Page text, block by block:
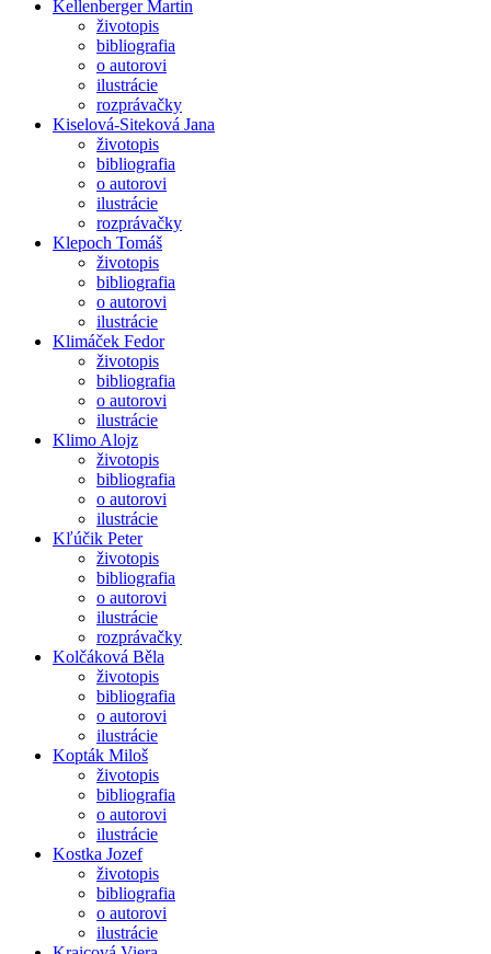
Kellenberger Martin
životopis
bibliografia
o autorovi
ilustrácie
rozprávačky
Kiselová-Siteková Jana
životopis
bibliografia
o autorovi
ilustrácie
rozprávačky
Klepoch Tomáš
životopis
bibliografia
o autorovi
ilustrácie
Klimáček Fedor
životopis
bibliografia
o autorovi
ilustrácie
Klimo Alojz
životopis
bibliografia
o autorovi
ilustrácie
Kľúčik Peter
životopis
bibliografia
o autorovi
ilustrácie
rozprávačky
Kolčáková Běla
životopis
bibliografia
o autorovi
ilustrácie
Kopták Miloš
životopis
bibliografia
o autorovi
ilustrácie
Kostka Jozef
životopis
bibliografia
o autorovi
ilustrácie